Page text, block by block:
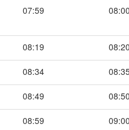
07:59 08:00
08:19 08:20
08:34
08:49 08:50
08:59 09:00